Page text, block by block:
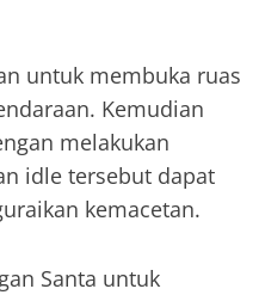
untuk membuka ruas
Kemudian
melakukan
idle tersebut dapat
kemacetan.
Santa untuk